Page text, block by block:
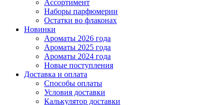
Ассортимент
Наборы парфюмерии
Остатки во флаконах
Новинки
Ароматы 2026 года
Ароматы 2025 года
Ароматы 2024 года
Новые поступления
Доставка и оплата
Способы оплаты
Условия доставки
Калькулятор доставки